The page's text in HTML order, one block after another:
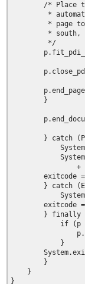
/* Place
*
* page
* south,
         */
        }
} catch
+
exitcode
} catch
exitcode
} finally
if (p
            }
        }
    }